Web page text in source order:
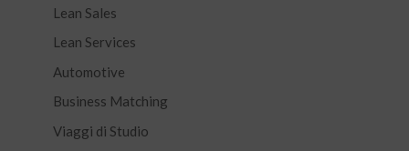
Lean Sales
Lean Services
Automotive
Business Matching
Viaggi di Studio